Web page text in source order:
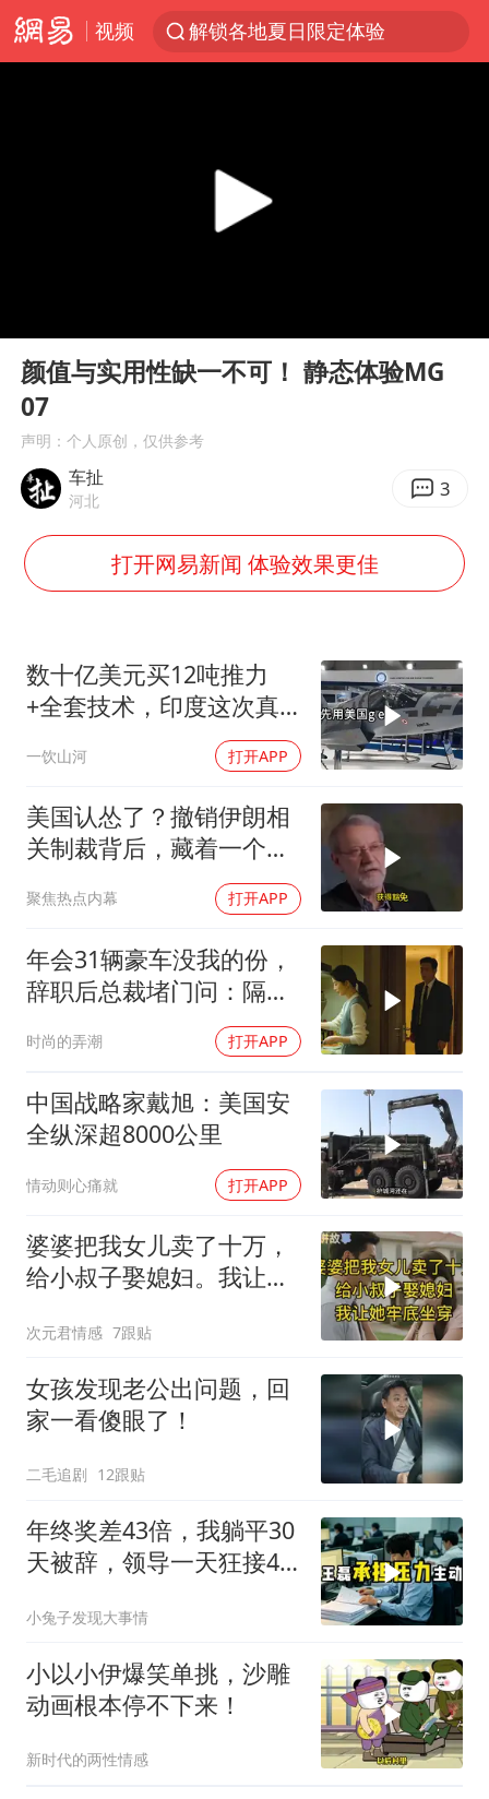
视频
解锁各地夏日限定体验
金饰克价一夜涨回1300元
牛津大学一纸声明甩不了锅
网传《披荆斩棘2026》名单
香港宏福苑火灾或由烟头引起
人民的健康、体质、幸福一脉相承
Play
颜值与实用性缺一不可！ 静态体验MG
07
声明：个人原创，仅供参考
车扯
河北 3
打开网易新闻 体验效果更佳
数十亿美元买12吨推力
+全套技术，印度这次真
一饮山河 打开APP
美国认怂了？撤销伊朗相
关制裁背后，藏着一个说
聚焦热点内幕 打开APP
年会31辆豪车没我的份，
辞职后总裁堵门问：隔壁
时尚的弄潮 打开APP
中国战略家戴旭：美国安
全纵深超8000公里
情动则心痛就 打开APP
婆婆把我女儿卖了十万，
给小叔子娶媳妇。我让她
次元君情感 7跟贴
女孩发现老公出问题，回
家一看傻眼了！
二毛追剧 12跟贴
年终奖差43倍，我躺平30
天被辞，领导一天狂接47
小兔子发现大事情
小以小伊爆笑单挑，沙雕
动画根本停不下来！
新时代的两性情感